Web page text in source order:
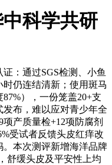
科学共研
：通过SGS检测、小鱼
仍连结清新；使用斑马
），一份笼盖20+支
布，难以应对青少年全
产质量检+12项防腐剂
受试者反馈头皮红痒改
本次测评新增海洋品牌
舒缓头皮及平安性上均